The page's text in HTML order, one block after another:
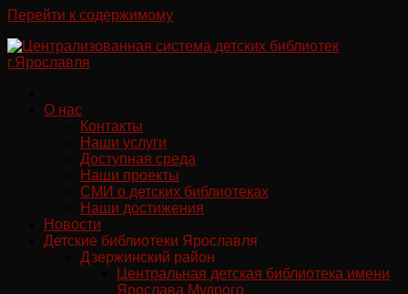
Перейти к содержимому
О нас
Контакты
Наши услуги
Доступная среда
Наши проекты
СМИ о детских библиотеках
Наши достижения
Новости
Детские библиотеки Ярославля
Дзержинский район
Центральная детская библиотека имени
Ярослава Мудрого